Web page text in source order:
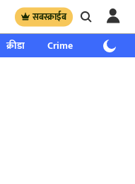
सबस्क्राईब
क्रीडा Crime साप्ताहिक